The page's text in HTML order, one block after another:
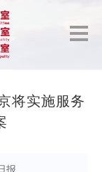
将实施服务
报